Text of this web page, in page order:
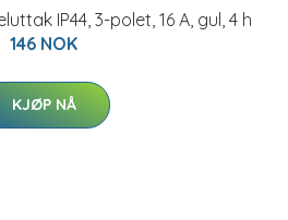
IP44, 3-polet, 16 A, gul, 4 h
146 NOK
KJØP NÅ